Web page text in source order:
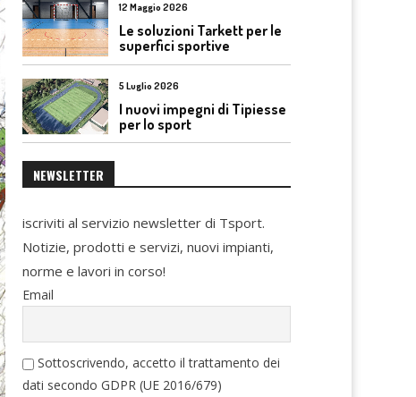
12 Maggio 2026
Le soluzioni Tarkett per le
superfici sportive
5 Luglio 2026
I nuovi impegni di Tipiesse
per lo sport
NEWSLETTER
iscriviti al servizio newsletter di Tsport.
Notizie, prodotti e servizi, nuovi impianti,
norme e lavori in corso!
Email
Sottoscrivendo, accetto il trattamento dei
dati secondo GDPR (UE 2016/679)